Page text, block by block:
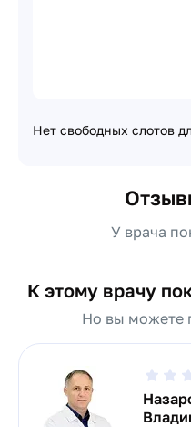
Нет свободных слотов
У врача
К этому врачу
Но вы можете